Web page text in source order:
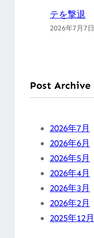
テを撃退
2026年7月7日
Post Archive
2026年7月
2026年6月
2026年5月
2026年4月
2026年3月
2026年2月
2025年12月